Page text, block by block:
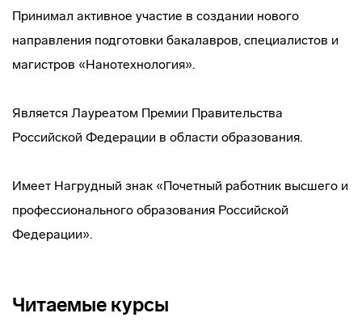
Принимал активное участие в создании нового
направления подготовки бакалавров, специалистов и
магистров «Нанотехнология».
Является Лауреатом Премии Правительства
Российской Федерации в области образования.
Имеет Нагрудный знак «Почетный работник высшего и
профессионального образования Российской
Федерации».
Читаемые курсы